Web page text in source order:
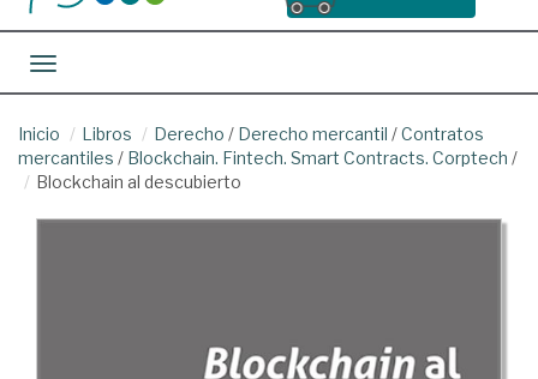
Toggle navigation
Inicio Libros Derecho / Derecho mercantil /Contratos
mercantiles / Blockchain. Fintech. Smart Contracts. Corptech /
Blockchain al descubierto